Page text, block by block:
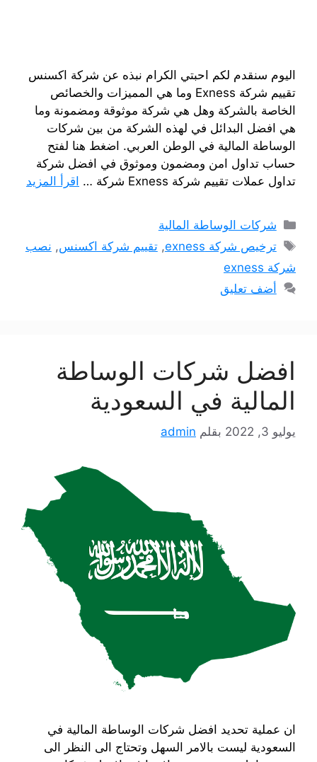
اليوم سنقدم لكم احبتي الكرام نبذه عن شركة اكسنس
تقييم شركة Exness وما هي المميزات والخصائص
الخاصة بالشركة وهل هي شركة موثوقة ومضمونة وما
هي افضل البدائل في لهذه الشركة من بين شركات
الوساطة المالية في الوطن العربي. اضغط هنا لفتح
حساب تداول امن ومضمون وموثوق في افضل شركة
تداول عملات تقييم شركة Exness شركة …
اقرأ المزيد
التصنيفات
شركات الوساطة المالية
الوسوم
ترخيص شركة exness ,تقييم شركة اكسنس, نصب
شركة exness
أضف تعليق
افضل شركات الوساطة
المالية في السعودية
يوليو 3, 2022 بقلم admin
ان عملية تحديد افضل شركات الوساطة المالية في
السعودية ليست بالامر السهل وتحتاج الى النظر الى